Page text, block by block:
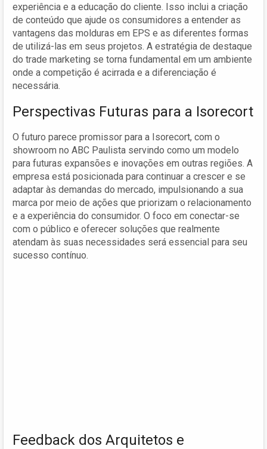
experiência e a educação do cliente. Isso inclui a criação
de conteúdo que ajude os consumidores a entender as
vantagens das molduras em EPS e as diferentes formas
de utilizá-las em seus projetos. A estratégia de destaque
do trade marketing se torna fundamental em um ambiente
onde a competição é acirrada e a diferenciação é
necessária.
Perspectivas Futuras para a Isorecort
O futuro parece promissor para a Isorecort, com o
showroom no ABC Paulista servindo como um modelo
para futuras expansões e inovações em outras regiões. A
empresa está posicionada para continuar a crescer e se
adaptar às demandas do mercado, impulsionando a sua
marca por meio de ações que priorizam o relacionamento
e a experiência do consumidor. O foco em conectar-se
com o público e oferecer soluções que realmente
atendam às suas necessidades será essencial para seu
sucesso contínuo.
Feedback dos Arquitetos e